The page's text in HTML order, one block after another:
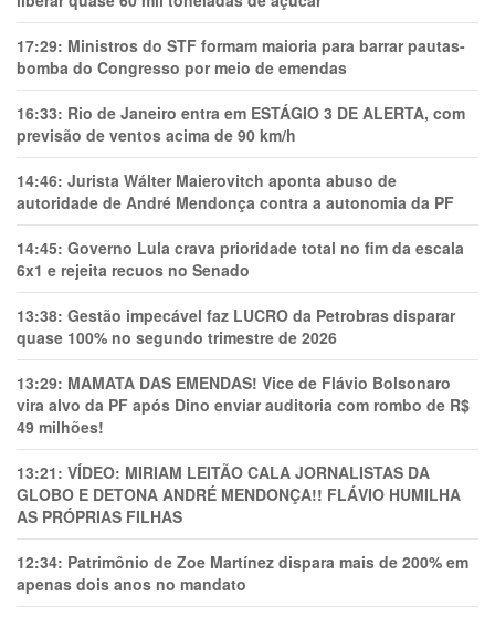
17:29: Ministros do STF formam maioria para barrar pautas-
bomba do Congresso por meio de emendas
16:33: Rio de Janeiro entra em ESTÁGIO 3 DE ALERTA, com
previsão de ventos acima de 90 km/h
14:46: Jurista Wálter Maierovitch aponta abuso de
autoridade de André Mendonça contra a autonomia da PF
14:45: Governo Lula crava prioridade total no fim da escala
6x1 e rejeita recuos no Senado
13:38: Gestão impecável faz LUCRO da Petrobras disparar
quase 100% no segundo trimestre de 2026
13:29: MAMATA DAS EMENDAS! Vice de Flávio Bolsonaro
vira alvo da PF após Dino enviar auditoria com rombo de R$
49 milhões!
13:21: VÍDEO: MIRIAM LEITÃO CALA JORNALISTAS DA
GLOBO E DETONA ANDRÉ MENDONÇA!! FLÁVIO HUMILHA
AS PRÓPRIAS FILHAS
12:34: Patrimônio de Zoe Martínez dispara mais de 200% em
apenas dois anos no mandato